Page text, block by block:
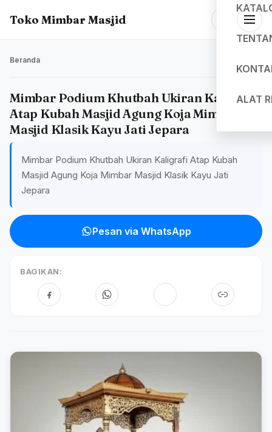
Toko Mimbar Masjid
ALAT
Beranda
Mimbar Podium Khutbah Ukiran Kaligrafi
Atap Kubah Masjid Agung Koja Mimbar
Masjid Klasik Kayu Jati Jepara
Mimbar Podium Khutbah Ukiran Kaligrafi Atap Kubah
Masjid Agung Koja Mimbar Masjid Klasik Kayu Jati
Jepara
Pesan via WhatsApp
BAGIKAN: